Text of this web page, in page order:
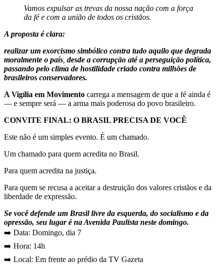
Vamos expulsar as trevas da nossa nação com a força
da fé e com a união de todos os cristãos.
A proposta é clara:
realizar um exorcismo simbólico contra tudo aquilo que degrada
moralmente o país desde a corrupção até a perseguição política,
passando pelo clima de hostilidade criado contra milhões de
brasileiros conservadores.
A Vigília em Movimento carrega a mensagem de que a fé ainda é
— e sempre será — a arma mais poderosa do povo brasileiro.
CONVITE FINAL: O BRASIL PRECISA DE VOCÊ
Este não é um simples evento. É um chamado.
Um chamado para quem acredita no Brasil.
Para quem acredita na justiça.
Para quem se recusa a aceitar a destruição dos valores cristãos e da
liberdade de expressão.
Se você defende um Brasil livre da esquerda, do socialismo e da
opressão, seu lugar é na Avenida Paulista neste domingo.
➡️ Data: Domingo, dia 7
➡️ Hora: 14h
➡️ Local: Em frente ao prédio da TV Gazeta